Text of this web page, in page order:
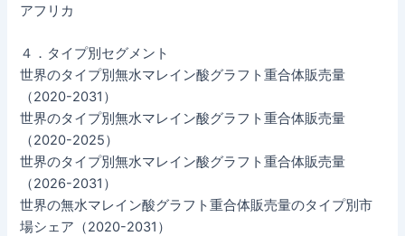
アフリカ
４．タイプ別セグメント
世界のタイプ別無水マレイン酸グラフト重合体販売量
（2020-2031）
世界のタイプ別無水マレイン酸グラフト重合体販売量
（2020-2025）
世界のタイプ別無水マレイン酸グラフト重合体販売量
（2026-2031）
世界の無水マレイン酸グラフト重合体販売量のタイプ別市
場シェア（2020-2031）